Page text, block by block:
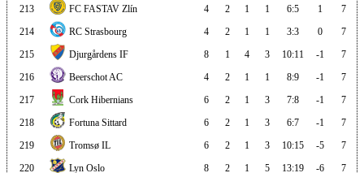
213
FC FASTAV Zlín 4 2 1 1 6:5 1
7
214
RC Strasbourg 4 2 1 1 3:3 0
7
215
Djurgårdens IF 8 1 4 3 10:11 -1
7
216
Beerschot AC 4 2 1 1 8:9 -1
7
217
Cork Hibernians 6 2 1 3 7:8 -1
7
218
Fortuna Sittard 6 2 1 3 6:7 -1
7
219
Tromsø IL 6 2 1 3 10:15 -5
7
220
Lyn Oslo 8 2 1 5 13:19 -6
7